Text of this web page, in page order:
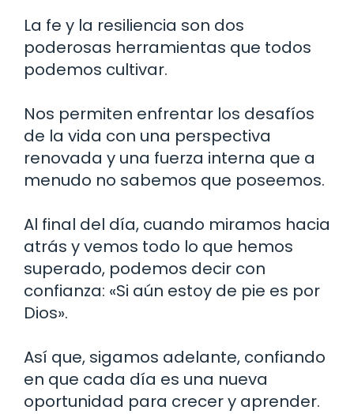
La fe y la resiliencia son dos
poderosas herramientas que todos
podemos cultivar.
Nos permiten enfrentar los desafíos
de la vida con una perspectiva
renovada y una fuerza interna que a
menudo no sabemos que poseemos.
Al final del día, cuando miramos hacia
atrás y vemos todo lo que hemos
superado, podemos decir con
confianza: «Si aún estoy de pie es por
Dios».
Así que, sigamos adelante, confiando
en que cada día es una nueva
oportunidad para crecer y aprender.